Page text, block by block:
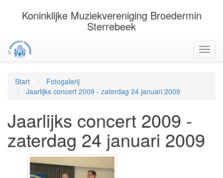
Koninklijke Muziekvereniging Broedermin
Sterrebeek
Start
Fotogalerij
Jaarlijks concert 2009 - zaterdag 24 januari 2009
Jaarlijks concert 2009 -
zaterdag 24 januari 2009